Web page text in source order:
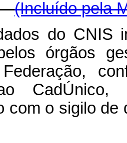
(Incluído pela
do CNIS
órgãos
com o sigilo de